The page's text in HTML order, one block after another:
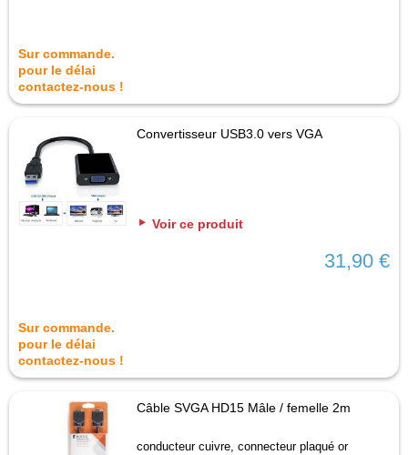
Sur commande.
pour le délai
contactez-nous !
Convertisseur USB3.0 vers VGA
Voir ce produit
31,90 €
Sur commande.
pour le délai
contactez-nous !
Câble SVGA HD15 Mâle / femelle 2m
conducteur cuivre, connecteur plaqué or